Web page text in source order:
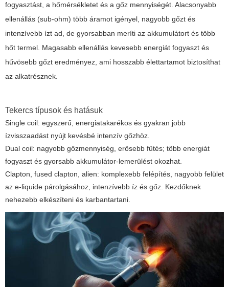
fogyasztást, a hőmérsékletet és a gőz mennyiségét. Alacsonyabb
ellenállás (sub-ohm) több áramot igényel, nagyobb gőzt és
intenzívebb ízt ad, de gyorsabban meríti az akkumulátort és több
hőt termel. Magasabb ellenállás kevesebb energiát fogyaszt és
hűvösebb gőzt eredményez, ami hosszabb élettartamot biztosíthat
az alkatrésznek.
Tekercs típusok és hatásuk
Single coil: egyszerű, energiatakarékos és gyakran jobb
ízvisszaadást nyújt kevésbé intenzív gőzhöz.
Dual coil: nagyobb gőzmennyiség, erősebb fűtés; több energiát
fogyaszt és gyorsabb akkumulátor-lemerülést okozhat.
Clapton, fused clapton, alien: komplexebb felépítés, nagyobb felület
az e-liquide párolgásához, intenzívebb íz és gőz. Kezdőknek
nehezebb elkészíteni és karbantartani.